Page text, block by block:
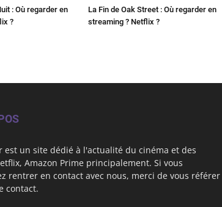
: Où regarder en
?
La Fin de Oak Street : Où regarder en
streaming ? Netflix ?
est un site dédié à l'actualité du cinéma et des
Amazon Prime principalement. Si vous
rentrer en contact avec nous, merci de vous référer
contact.